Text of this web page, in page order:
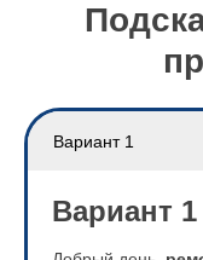
Вариант 1